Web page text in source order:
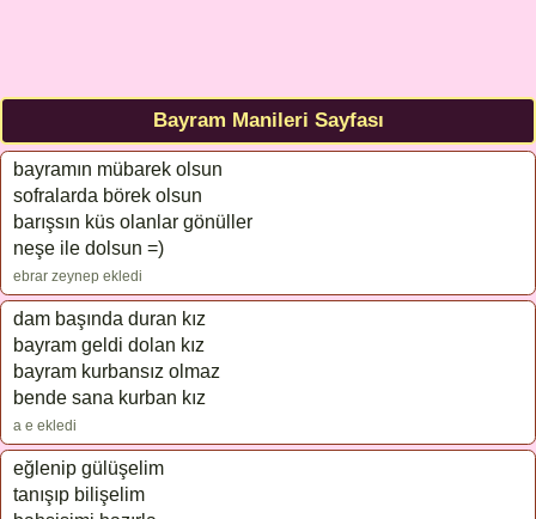
Bayram Manileri Sayfası
bayramın mübarek olsun
sofralarda börek olsun
barışsın küs olanlar gönüller
neşe ile dolsun =)
ebrar zeynep ekledi
dam başında duran kız
bayram geldi dolan kız
bayram kurbansız olmaz
bende sana kurban kız
a e ekledi
eğlenip gülüşelim
tanışıp bilişelim